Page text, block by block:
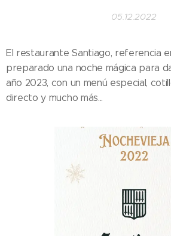
05.12.2022
El restaurante Santiago, referencia
preparado una noche mágica para
año 2023, con un menú especial,
directo y mucho más...